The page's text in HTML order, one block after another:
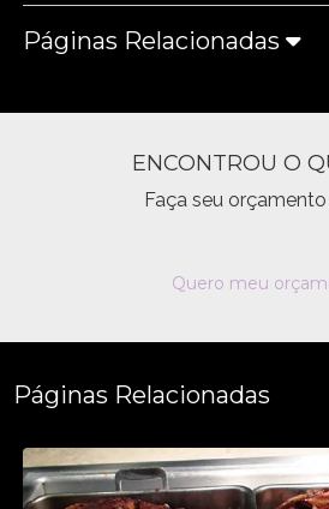
Páginas Relacionadas
ENCONTROU O
Faça seu
Quero meu
Páginas Relacionadas